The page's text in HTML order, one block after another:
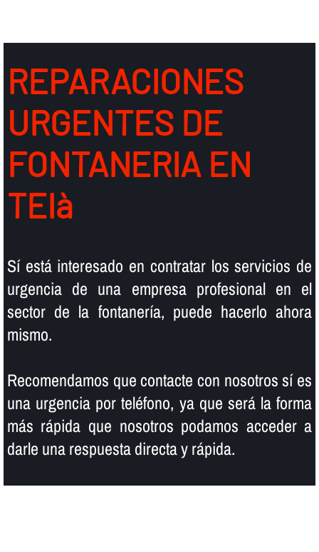
REPARACIONES
URGENTES DE
FONTANERIA EN
TEIà
Sí­ está interesado en contratar los servicios de
urgencia de una empresa profesional en el
sector de la fontanerí­a, puede hacerlo ahora
mismo.
Recomendamos que contacte con nosotros sí­ es
una urgencia por teléfono, ya que será la forma
más rápida que nosotros podamos acceder a
darle una respuesta directa y rápida.